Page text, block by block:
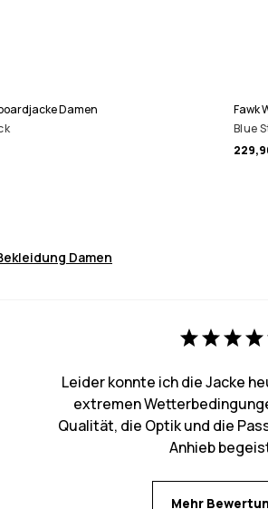
Damen
Fawk
Blue
Damen
Leider konnte ich die Jacke
extremen
Qualität, die Optik und die
Anhieb
Mehr